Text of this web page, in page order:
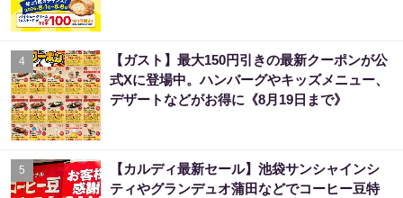
4
【ガスト】最大150円引きの最新クーポンが公
式Xに登場中。ハンバーグやキッズメニュー、
デザートなどがお得に《8月19日まで》
5
【カルディ最新セール】池袋サンシャインシ
ティやグランデュオ蒲田などでコーヒー豆特